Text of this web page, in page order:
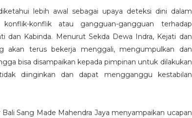
lebih awal sebagai upaya deteksi dini dalam
konflik atau gangguan-gangguan terhadap
dan Kabinda. Menurut Sekda Dewa Indra, Kejati dan
akan terus bekerja menggali, mengumpulkan dan
bisa disampaikan kepada pimpinan untuk dilakukan
diinginkan dan dapat mengganggu kestabilan
Sang Made Mahendra Jaya menyampaikan ucapan